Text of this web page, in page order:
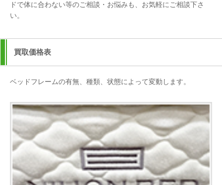
ドで体に合わない等のご相談・お悩みも、お気軽にご相談下さ
い。
買取価格表
ベッドフレームの有無、種類、状態によって変動します。